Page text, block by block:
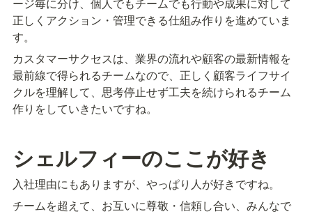
正しくアクション・管理できる仕組み作りを進めていま
す。
カスタマーサクセスは、業界の流れや顧客の最新情報を
最前線で得られるチームなので、正しく顧客ライフサイ
クルを理解して、思考停止せず工夫を続けられるチーム
作りをしていきたいですね。
シェルフィーのここが好き
入社理由にもありますが、やっぱり人が好きですね。
チームを超えて、お互いに尊敬・信頼し合い、みんなで